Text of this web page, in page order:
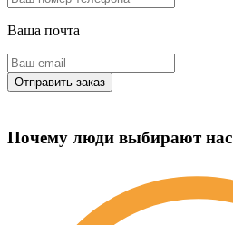
Ваша почта
Почему люди выбирают нас